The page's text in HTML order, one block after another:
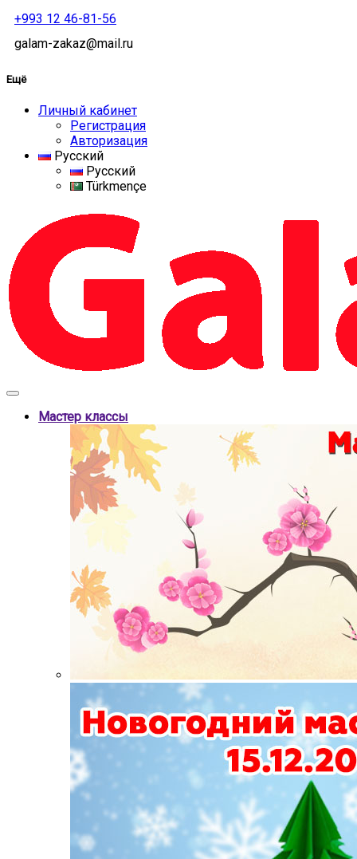
+993 12 46-81-56
galam-zakaz@mail.ru
Ещё
Личный кабинет
Регистрация
Авторизация
Русский
Русский
Türkmençe
Мастер классы